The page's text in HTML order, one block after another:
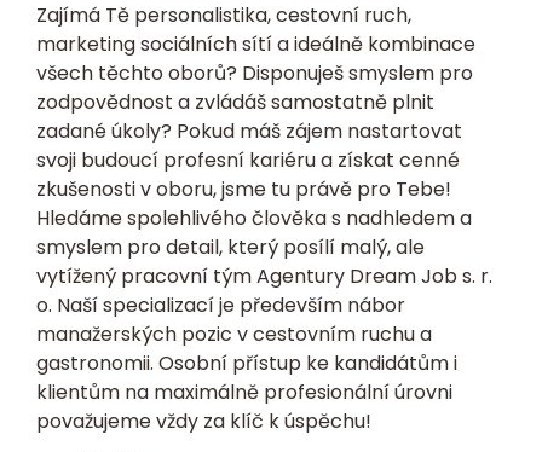
Zajímá Tě personalistika, cestovní ruch,
marketing sociálních sítí a ideálně kombinace
všech těchto oborů? Disponuješ smyslem pro
zodpovědnost a zvládáš samostatně plnit
zadané úkoly? Pokud máš zájem nastartovat
svoji budoucí profesní kariéru a získat cenné
zkušenosti v oboru, jsme tu právě pro Tebe!
Hledáme spolehlivého člověka s nadhledem a
smyslem pro detail, který posílí malý, ale
vytížený pracovní tým Agentury Dream Job s. r.
o. Naší specializací je především nábor
manažerských pozic v cestovním ruchu a
gastronomii. Osobní přístup ke kandidátům i
klientům na maximálně profesionální úrovni
považujeme vždy za klíč k úspěchu!